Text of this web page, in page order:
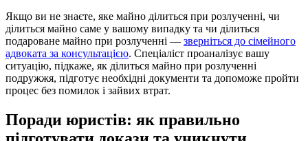
Якщо ви не знаєте, яке майно ділиться при розлученні, чи
ділиться майно саме у вашому випадку та чи ділиться
подароване майно при розлученні — зверніться до сімейного
адвоката за консультацією. Спеціаліст проаналізує вашу
ситуацію, підкаже, як ділиться майно при розлученні
подружжя, підготує необхідні документи та допоможе пройти
процес без помилок і зайвих втрат.
Поради юристів: як правильно